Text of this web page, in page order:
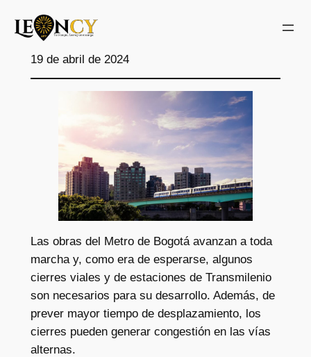
19 de abril de 2024
Las obras del Metro de Bogotá avanzan a toda
marcha y, como era de esperarse, algunos
cierres viales y de estaciones de Transmilenio
son necesarios para su desarrollo. Además, de
prever mayor tiempo de desplazamiento, los
cierres pueden generar congestión en las vías
alternas.